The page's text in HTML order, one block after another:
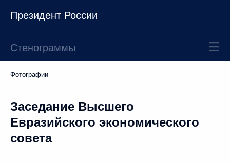
Президент России
Стенограммы
Фотографии
Заседание Высшего
Евразийского экономического
совета